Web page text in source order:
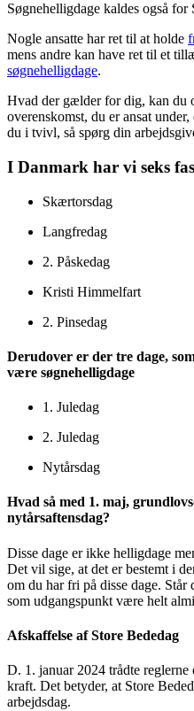
Søgnehelligdage kaldes også
Nogle ansatte har ret til at holde
mens andre kan have ret til et
søgnehelligdage.
Hvad der gælder for dig, kan du
overenskomst, du er ansat
du i tvivl, så spørg din
I Danmark har vi seks
Skærtorsdag
Langfredag
2. Påskedag
Kristi Himmelfart
2. Pinsedag
Derudover er der tre dage,
være søgnehelligdage
1. Juledag
2. Juledag
Nytårsdag
Hvad så med 1. maj,
nytårsaftensdag?
Disse dage er ikke helligdage
Det vil sige, at det er bestemt i
om du har fri på disse dage.
som udgangspunkt være helt
Afskaffelse af Store Bededag
D. 1. januar 2024 trådte
kraft. Det betyder, at Store
arbejdsdag.